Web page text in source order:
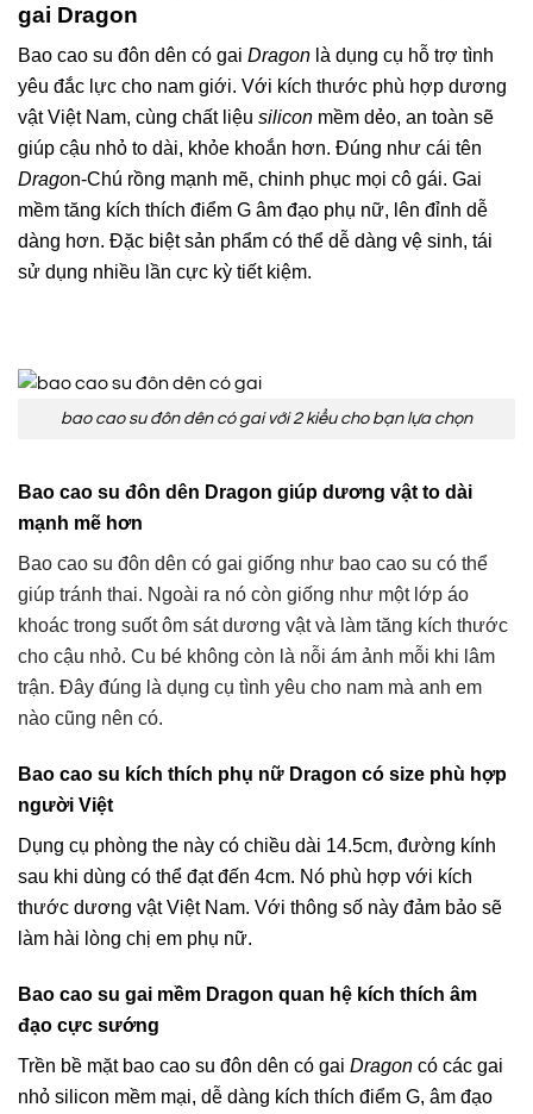
gai Dragon
Bao cao su đôn dên có gai Dragon là dụng cụ hỗ trợ tình
yêu đắc lực cho nam giới. Với kích thước phù hợp dương
vật Việt Nam, cùng chất liệu silicon mềm dẻo, an toàn sẽ
giúp cậu nhỏ to dài, khỏe khoắn hơn. Đúng như cái tên
Dragon-Chú rồng mạnh mẽ, chinh phục mọi cô gái. Gai
mềm tăng kích thích điểm G âm đạo phụ nữ, lên đỉnh dễ
dàng hơn. Đặc biệt sản phẩm có thể dễ dàng vệ sinh, tái
sử dụng nhiều lần cực kỳ tiết kiệm.
bao cao su đôn dên có gai với 2 kiểu cho bạn lựa chọn
Bao cao su đôn dên Dragon giúp dương vật to dài
mạnh mẽ hơn
Bao cao su đôn dên có gai giống như bao cao su có thể
giúp tránh thai. Ngoài ra nó còn giống như một lớp áo
khoác trong suốt ôm sát dương vật và làm tăng kích thước
cho cậu nhỏ. Cu bé không còn là nỗi ám ảnh mỗi khi lâm
trận. Đây đúng là dụng cụ tình yêu cho nam mà anh em
nào cũng nên có.
Bao cao su kích thích phụ nữ Dragon có size phù hợp
người Việt
Dụng cụ phòng the này có chiều dài 14.5cm, đường kính
sau khi dùng có thể đạt đến 4cm. Nó phù hợp với kích
thước dương vật Việt Nam. Với thông số này đảm bảo sẽ
làm hài lòng chị em phụ nữ.
Bao cao su gai mềm Dragon quan hệ kích thích âm
đạo cực sướng
Trền bề mặt bao cao su đôn dên có gai Dragon có các gai
nhỏ silicon mềm mại, dễ dàng kích thích điểm G, âm đạo